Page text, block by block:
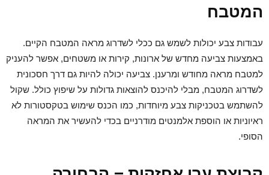
המטבח
עבודות צבע יכולות לשמש גם ככלי לשדרוג מראה המטבח הקיים.
באמצעות צביעה מחדש של ארונות, קירות או משטחים, אפשר להעניק
למטבח מראה מחודש ומרענן. צביעה יכולה להיות גם דרך חסכונית
לשדרוג המטבח, מבלי להיכנס להוצאות גדולות על שיפוץ כולל. שקול
להשתמש בטכניקות צבע מיוחדות, כמו הכנס שימוש בטקסטורות לא
ראיוניות או הוספת אלמנטים מודרניים בכדי להעשיר את המראה
הסופי.